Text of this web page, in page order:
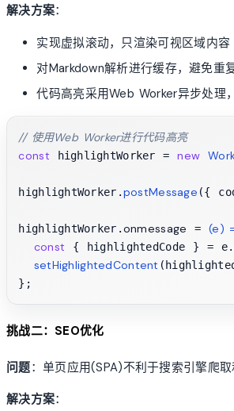
解决方案：
实现虚拟滚动，只渲染可视区域内容
对Markdown解析进行缓存，避免重
代码高亮采用Web Worker异步处理
// 使用Web Worker进行代码高亮
const highlightWorker = new
highlightWorker.postMessage ({
highlightWorker.onmessage = (e)
const { highlightedCode } = e.
setHighlightedContent
挑战二：SEO优化
问题：单页应用(SPA)不利于搜索引擎爬取
解决方案：